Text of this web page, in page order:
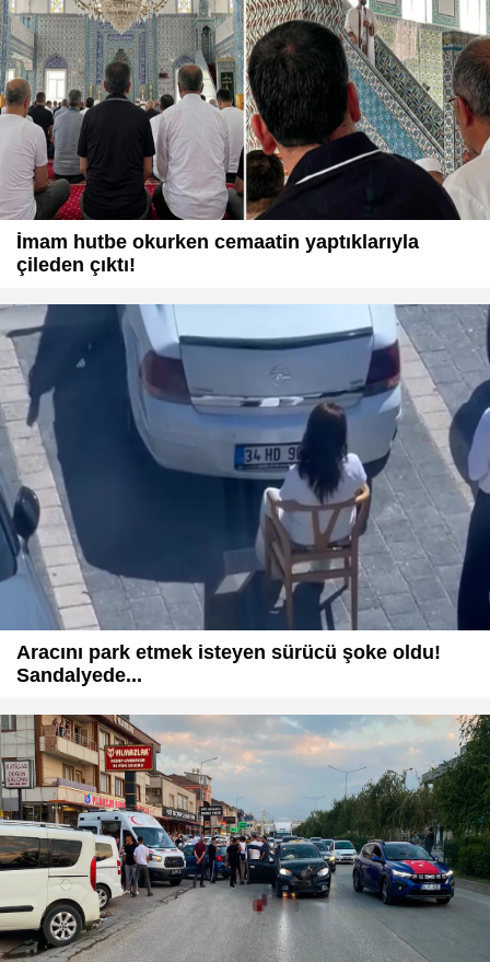
İmam hutbe okurken cemaatin yaptıklarıyla
çileden çıktı!
Aracını park etmek isteyen sürücü şoke oldu!
Sandalyede...